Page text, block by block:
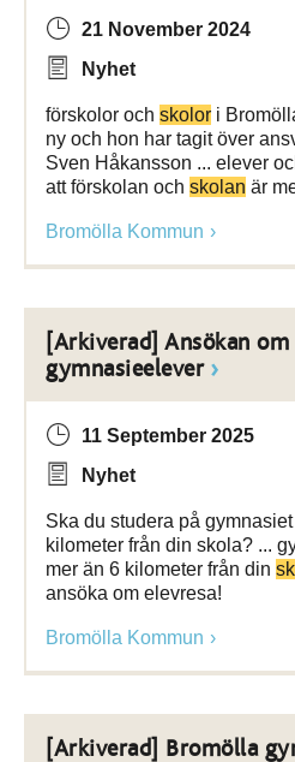
21 November 2024
Nyhet
förskolor och skolor i
ny och hon har tagit över
Sven Håkansson ... elever
att förskolan och skolan är
Bromölla Kommun
[Arkiverad] Ansökan
gymnasieelever
11 September 2025
Nyhet
Ska du studera på
kilometer från din skola? ...
mer än 6 kilometer från din
ansöka om elevresa!
Bromölla Kommun
[Arkiverad] Bromölla